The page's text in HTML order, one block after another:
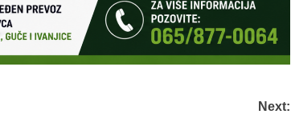
Next: